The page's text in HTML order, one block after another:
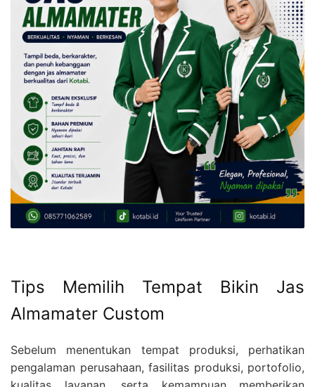
Tips Memilih Tempat Bikin Jas
Almamater Custom
Sebelum menentukan tempat produksi, perhatikan
pengalaman perusahaan, fasilitas produksi, portofolio,